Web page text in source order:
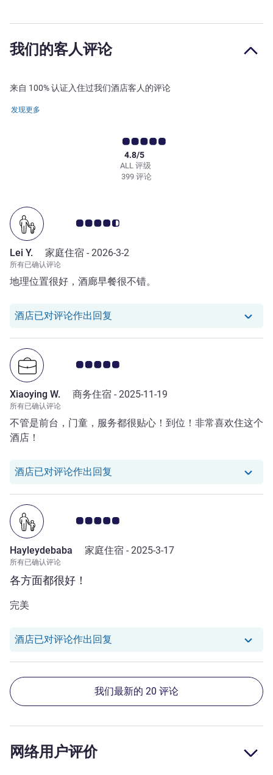
我们的客人评论
来自 100% 认证入住过我们酒店客人的评论
发现更多
ALL 评级
4.8/5
399 评论
客户意见评级 4.5/5
Lei Y. 家庭住宿 - 2026-3-2
所有已确认评论
地理位置很好，酒廊早餐很不错。
酒店已对评论作出回复 我们酒店已对 Lei Y. 的评论作出回复
客户意见评级 5.0/5
Xiaoying W. 商务住宿 - 2025-11-19
所有已确认评论
不管是前台，门童，服务都很贴心！到位！非常喜欢住这个
酒店！
酒店已对评论作出回复 我们酒店已对 Xiaoying W. 的评论作
各方面都很好！
客户意见评级 5.0/5
Hayleydebaba 家庭住宿 - 2025-3-17
所有已确认评论
完美
酒店已对评论作出回复 我们酒店已对 Hayleydebaba 的评论
我们最新的 20 评论
网络用户评价